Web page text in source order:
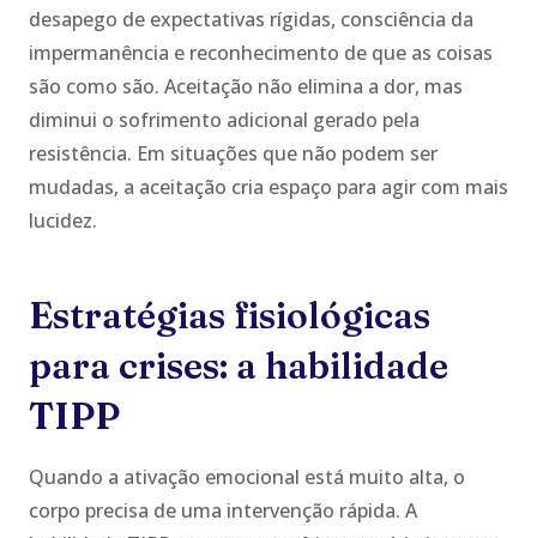
desapego de expectativas rígidas, consciência da
impermanência e reconhecimento de que as coisas
são como são. Aceitação não elimina a dor, mas
diminui o sofrimento adicional gerado pela
resistência. Em situações que não podem ser
mudadas, a aceitação cria espaço para agir com mais
lucidez.
Estratégias fisiológicas
para crises: a habilidade
TIPP
Quando a ativação emocional está muito alta, o
corpo precisa de uma intervenção rápida. A